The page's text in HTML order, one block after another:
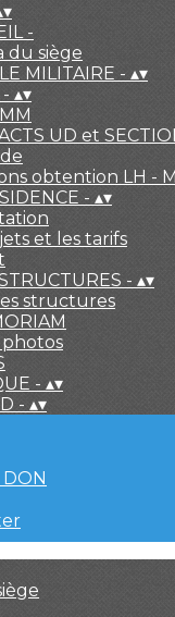
▾
-
du siège
MILITAIRE - ▴▾
▴▾
UD et
obtention LH -
- ▴▾
et les tarifs
- ▴▾
structures
- ▴▾
- ▴▾
DON